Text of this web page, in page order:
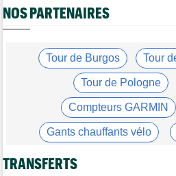
Tour de France Femmes
Tour de France Femmes
Kim Le Court Pienaar : "La course a
Isaac Del Toro prolonge avec UAE
Tour de Burgos
Felix Gall : "J’espère conserver ce
Agenda
NOS PARTENAIRES
Tour de Burgos Tour
Tour de Pologne
Compteurs GARMIN
Gants chauffants vélo
Casque ABUS
TRANSFERTS